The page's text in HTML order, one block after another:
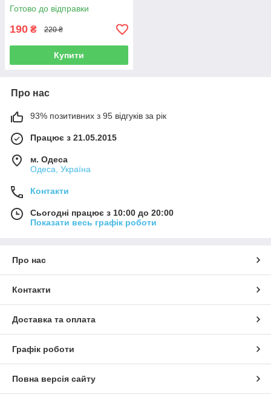
Готово до відправки
190 ₴ 220 ₴
Купити
Про нас
93% позитивних з 95 відгуків за рік
Працює з 21.05.2015
м. Одеса
Одеса, Україна
Контакти
Сьогодні працює з 10:00 до 20:00
Показати весь графік роботи
Про нас
Контакти
Доставка та оплата
Графік роботи
Повна версія сайту